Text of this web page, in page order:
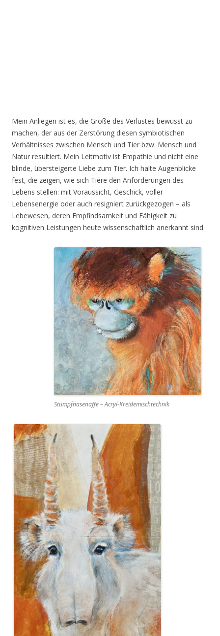
Mein Anliegen ist es, die Größe des Verlustes bewusst zu
machen, der aus der Zerstörung diesen symbiotischen
Verhältnisses zwischen Mensch und Tier bzw. Mensch und
Natur resultiert. Mein Leitmotiv ist Empathie und nicht eine
blinde, übersteigerte Liebe zum Tier. Ich halte Augenblicke
fest, die zeigen, wie sich Tiere den Anforderungen des
Lebens stellen: mit Voraussicht, Geschick, voller
Lebensenergie oder auch resigniert zurückgezogen – als
Lebewesen, deren Empfindsamkeit und Fähigkeit zu
kognitiven Leistungen heute wissenschaftlich anerkannt sind.
Stumpfnasenaffe – Acryl-Kreidemischtechnik